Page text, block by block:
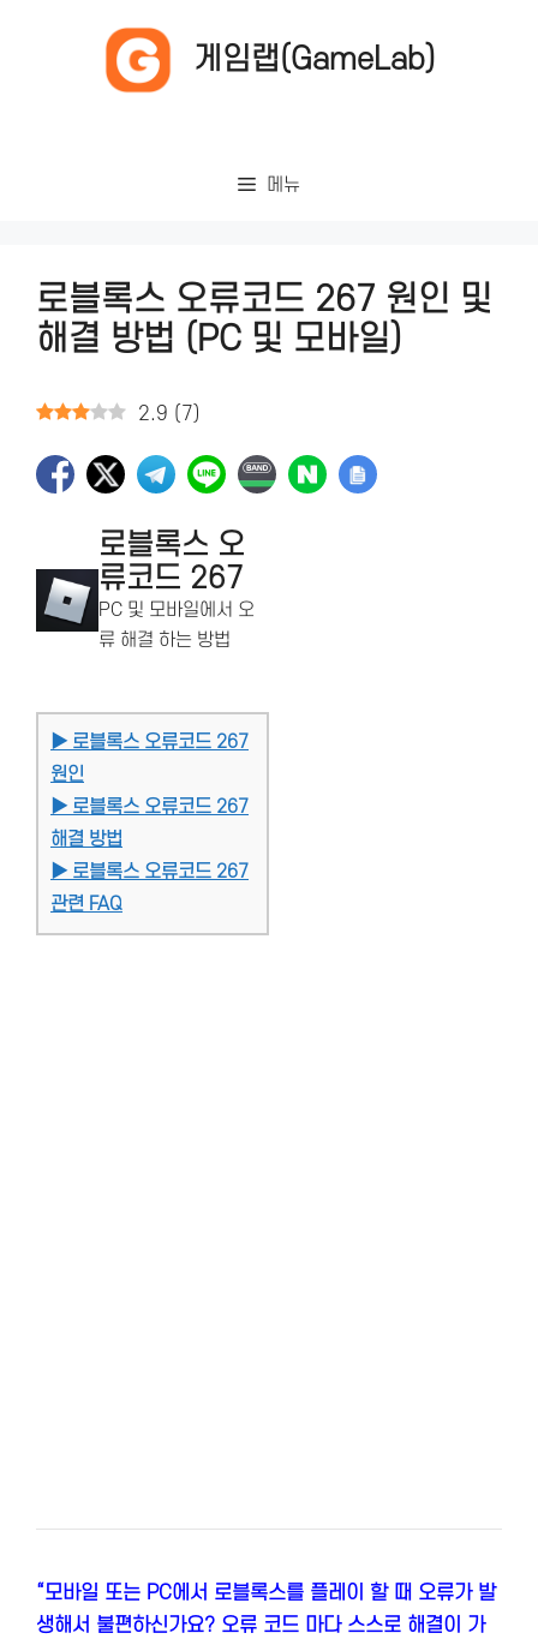
게임랩(GameLab)
메뉴
로블록스 오류코드 267 원인 및
해결 방법 (PC 및 모바일)
2.9 ( 7)
로블록스 오
류코드 267
PC 및 모바일에서 오
류 해결 하는 방법
▶ 로블록스 오류코드 267
원인
▶ 로블록스 오류코드 267
해결 방법
▶ 로블록스 오류코드 267
관련 FAQ
“모바일 또는 PC에서 로블록스를 플레이 할 때 오류가 발
생해서 불편하신가요? 오류 코드 마다 스스로 해결이 가